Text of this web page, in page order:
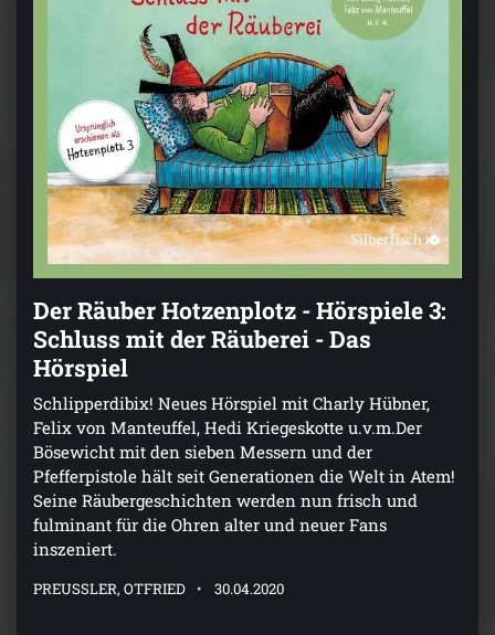
Der Räuber Hotzenplotz - Hörspiele 3:
Schluss mit der Räuberei - Das
Hörspiel
Schlipperdibix! Neues Hörspiel mit Charly Hübner,
Felix von Manteuffel, Hedi Kriegeskotte u.v.m.Der
Bösewicht mit den sieben Messern und der
Pfefferpistole hält seit Generationen die Welt in Atem!
Seine Räubergeschichten werden nun frisch und
fulminant für die Ohren alter und neuer Fans
inszeniert.
PREUSSLER, OTFRIED 30.04.2020